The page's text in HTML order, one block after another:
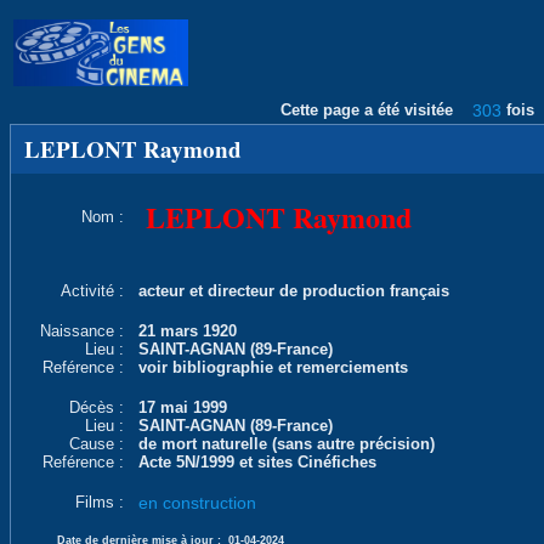
Cette page a été visitée 303 fois
LEPLONT Raymond
Nom : LEPLONT Raymond
Activité : acteur et directeur de production français
Naissance :
21 mars 1920
Lieu :
SAINT-AGNAN (89-France)
Reférence :
voir bibliographie et remerciements
Décès :
17 mai 1999
Lieu :
SAINT-AGNAN (89-France)
Cause :
de mort naturelle (sans autre précision)
Reférence :
Acte 5N/1999 et sites Cinéfiches
Films : en construction
Date de dernière mise à jour : 01-04-2024